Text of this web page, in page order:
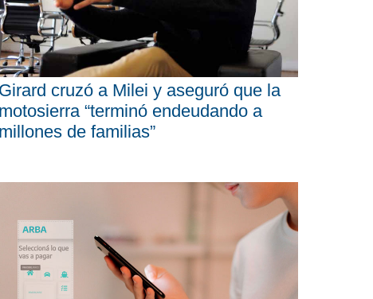
Girard cruzó a Milei y aseguró que la
motosierra “terminó endeudando a
millones de familias”